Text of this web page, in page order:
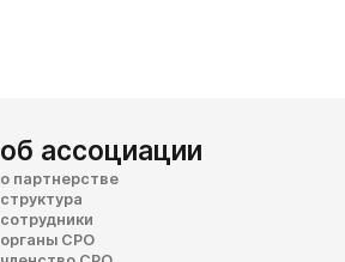
об ассоциации
о партнерстве
структура
сотрудники
органы СРО